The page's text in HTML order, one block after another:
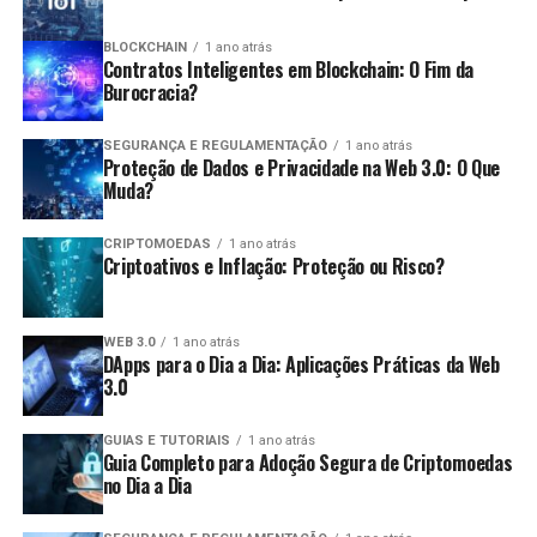
Variedade de ativos:
criptomoedas para operar, permitindo
diversificação nas estratégias.
Desvantagens:
Risco elevado:
um curto período.
Estresse emocional:
ansiedade.
Custos de transação:
Quais são as obrigações fiscais dos
dentro do prazo de cinco anos após a data da
entrega da declaração original.
Pagamento de Imposto Devido:O pagamento
deve ser feito até a data limite estabelecida pela
Receita Federal.
Consequências da Não Declaração
A não apresentação da declaração pode acarretar
diversas consequências, como:
Multas: Penalidades que podem variar de 1% a
20% do valor do imposto devido.
Impedimentos:
participar de licitações e realizar operações de
crédito.
Investigação:
auditoria pela Receita Federal.
BLOCKCHAIN 1 ano atrás
Contratos Inteligentes em Blockchain: O Fim da
Burocracia?
SEGURANÇA E REGULAMENTAÇÃO 1 ano atrás
Proteção de Dados e Privacidade na Web 3.0: O Que
Muda?
CRIPTOMOEDAS 1 ano atrás
Criptoativos e Inflação: Proteção ou Risco?
WEB 3.0 1 ano atrás
DApps para o Dia a Dia: Aplicações Práticas da Web
3.0
GUIAS E TUTORIAIS 1 ano atrás
Guia Completo para Adoção Segura de Criptomoedas
no Dia a Dia